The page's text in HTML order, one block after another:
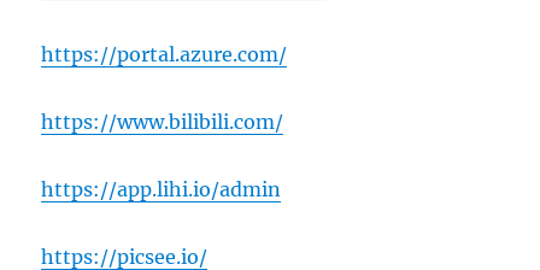
https://portal.azure.com/
https://www.bilibili.com/
https://app.lihi.io/admin
https://picsee.io/